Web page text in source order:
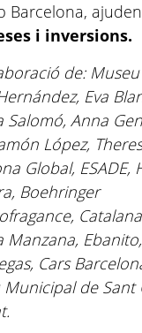
Barcelona,
i inversions.
de:
Eva
Salomó, Anna
López,
Global, ESADE,
Boehringer
Catalana
Manzana,
Cars
de Sant